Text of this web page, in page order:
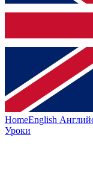
HomeEnglish
Уроки